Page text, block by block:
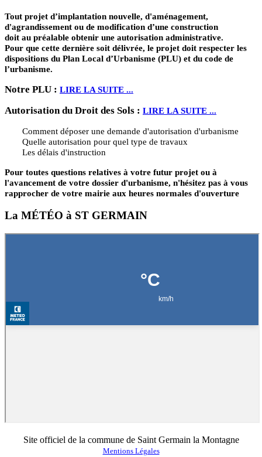
Tout projet d’implantation nouvelle, d'aménagement,
d'agrandissement ou de modification d’une construction
doit au préalable obtenir une autorisation administrative.
Pour que cette dernière soit délivrée, le projet doit respecter les
dispositions du Plan Local d’Urbanisme (PLU) et du code de
l’urbanisme.
Notre PLU : LIRE LA SUITE ...
Autorisation du Droit des Sols : LIRE LA SUITE ...
Comment déposer une demande d'autorisation d'urbanisme
Quelle autorisation pour quel type de travaux
Les délais d'instruction
Pour toutes questions relatives à votre futur projet ou à
l'avancement de votre dossier d'urbanisme, n'hésitez pas à vous
rapprocher de votre mairie aux heures normales d'ouverture
La MÉTÉO à ST GERMAIN
Site officiel de la commune de Saint Germain la Montagne
Mentions Légales